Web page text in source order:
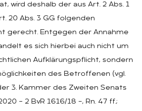
wird deshalb der aus Art. 2 Abs. 1
20 Abs. 3 GG folgenden
gerecht. Entgegen der Annahme
es sich hierbei auch nicht um
Aufklärungspflicht, sondern
des Betroffenen (vgl.
3. Kammer des Zweiten Senats
– 2 BvR 1616/18 –, Rn. 47 ff.;